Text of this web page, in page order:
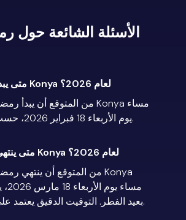
الأسئلة الشائعة حول
متى يبدأ رمضان في Konya لعام 2026؟
يوم الأربعاء 18 فبراير 2026، حسب رؤية الهلال.
متى ينتهي رمضان في Konya لعام 2026؟
بعيد الفطر. التوقيت الدقيق يعتمد على رؤية الهلال.